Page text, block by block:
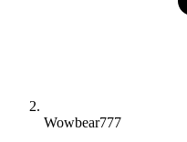
Wowbear777